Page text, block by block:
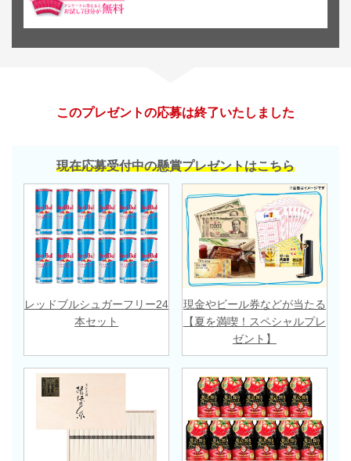
このプレゼントの応募は終了いたしました
現在応募受付中の懸賞プレゼントはこちら
レッドブルシュガーフリー24
本セット
現金やビール券などが当たる
【夏を満喫！スペシャルプレ
ゼント】